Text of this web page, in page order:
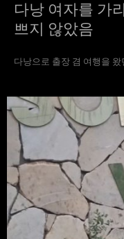
다낭 여자를 가
쁘지 않았음
다낭으로 출장 겸 여행을